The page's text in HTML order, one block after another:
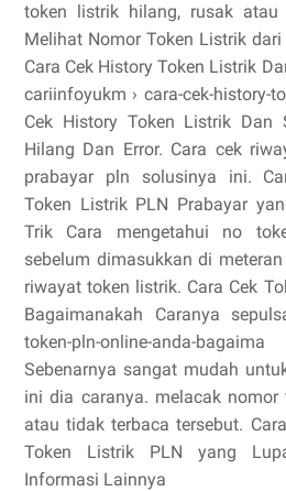
token listrik hilang, rusak
Melihat Nomor Token Listrik
Cara Cek History Token Listrik
cariinfoyukm › cara-cek-history-
Cek History Token Listrik Dan
Hilang Dan Error. Cara cek
prabayar pln solusinya ini.
Token Listrik PLN Prabayar
Trik Cara mengetahui no
sebelum dimasukkan di
riwayat token listrik. Cara Cek
Bagaimanakah Caranya
token-pln-online-anda-
Sebenarnya sangat mudah
ini dia caranya. melacak
atau tidak terbaca tersebut.
Token Listrik PLN yang
Informasi Lainnya